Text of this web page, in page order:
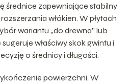
średnice zapewniające stabilny
włókien. W płytach
wariantu „do drewna” lub
właściwy skok gwintu i
o średnicy i długości.
powierzchni. W